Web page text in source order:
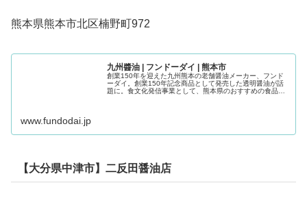
熊本県熊本市北区楠野町972
九州醬油 | フンドーダイ | 熊本市
創業150年を迎えた九州熊本の老舗醤油メーカー、フンド
ーダイ。創業150年記念商品として発売した透明醤油が話
題に。食文化発信事業として、熊本県のおすすめの食品な
www.fundodai.jp
【大分県中津市】二反田醤油店